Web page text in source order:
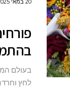
20 במאי 2025
בעולם
לחץ